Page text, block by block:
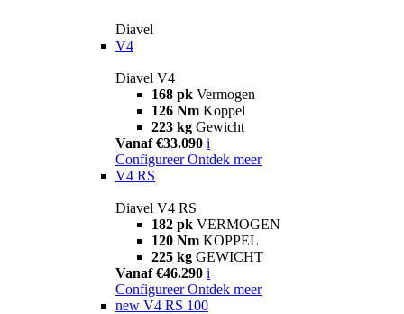
Diavel
V4
Diavel V4
168 pk Vermogen
126 Nm Koppel
223 kg Gewicht
Vanaf €33.090 i
Configureer Ontdek meer
V4 RS
Diavel V4 RS
182 pk VERMOGEN
120 Nm KOPPEL
225 kg GEWICHT
Vanaf €46.290 i
Configureer Ontdek meer
new V4 RS 100